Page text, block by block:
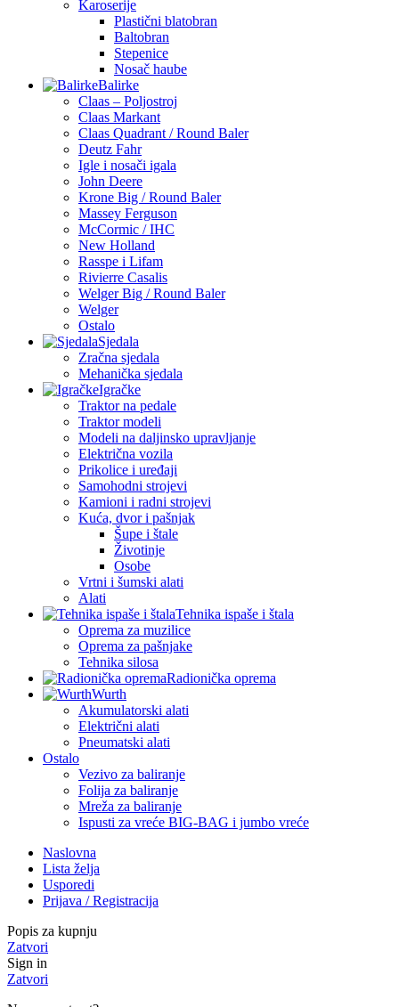
Karoserije
Plastični blatobran
Baltobran
Stepenice
Nosač haube
Balirke
Claas – Poljostroj
Claas Markant
Claas Quadrant / Round Baler
Deutz Fahr
Igle i nosači igala
John Deere
Krone Big / Round Baler
Massey Ferguson
McCormic / IHC
New Holland
Rasspe i Lifam
Rivierre Casalis
Welger Big / Round Baler
Welger
Ostalo
Sjedala
Zračna sjedala
Mehanička sjedala
Igračke
Traktor na pedale
Traktor modeli
Modeli na daljinsko upravljanje
Električna vozila
Prikolice i uređaji
Samohodni strojevi
Kamioni i radni strojevi
Kuća, dvor i pašnjak
Šupe i štale
Životinje
Osobe
Vrtni i šumski alati
Alati
Tehnika ispaše i štala
Oprema za muzilice
Oprema za pašnjake
Tehnika silosa
Radionička oprema
Wurth
Akumulatorski alati
Električni alati
Pneumatski alati
Ostalo
Vezivo za baliranje
Folija za baliranje
Mreža za baliranje
Ispusti za vreće BIG-BAG i jumbo vreće
Naslovna
Lista želja
Usporedi
Prijava / Registracija
Popis za kupnju
Zatvori
Sign in
Zatvori